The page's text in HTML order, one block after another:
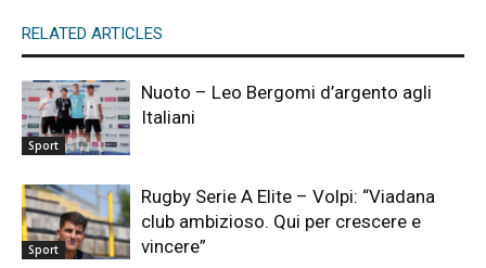
RELATED ARTICLES
Sport
Nuoto – Leo Bergomi d’argento agli
Italiani
Sport
Rugby Serie A Elite – Volpi: “Viadana
club ambizioso. Qui per crescere e
vincere”